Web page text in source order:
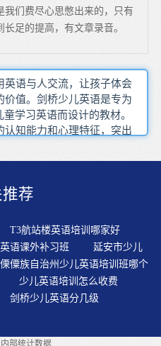
我们费尽心思憋出来的，只有
足的提高，有文章录音。
英语与人交流，让孩子体会
价值。剑桥少儿英语是专为
学习英语而设计的教材。
知能力和心理特征，突出
趣，才能保持他们对英语的
据读音准确写出单词，这样
固定的能让孩子感兴趣的
换。如果不顾孩子的认知规
提高教学效果，还很容易
学好英语设置障碍。在启蒙
说得不多、总记不住等表
(量)和正确性(质)，孩子的
荐
T3航站楼英语培训哪家好
语课外补习班
延安市少儿
僳族自治州少儿英语培训班哪个
少儿英语培训怎么收费
剑桥少儿英语分几级
部统计数据